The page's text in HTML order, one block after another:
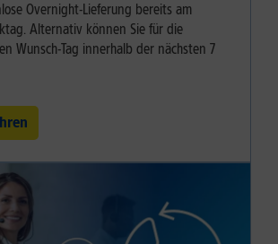
Overnight-Lieferung bereits am
Alternativ können Sie für die
Wunsch-Tag innerhalb der nächsten 7